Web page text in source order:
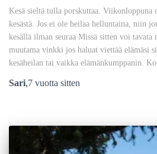
Kesä sieltä tulla porskuttaa. Viikonloppuna
kesästä. Jos ei ole heilaa helluntaina, niin
kesällä ilman seuraa Missä sitten voi tavata
muutama vinkki jos haluat viettää elämäsi
kesäheilan tai vaikka elämänkumppanin.
Sari,7 vuotta sitten